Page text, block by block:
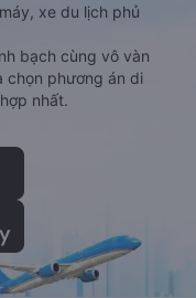
xe du lịch phủ
bạch cùng vô vàn
chọn phương án di
nhất.